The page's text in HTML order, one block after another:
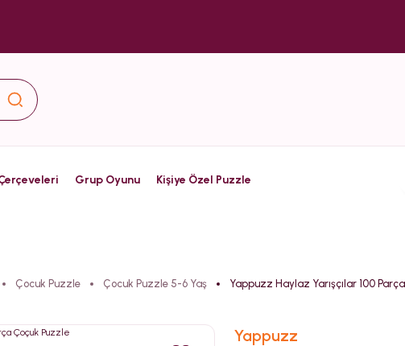
Grup Oyunu Kişiye Özel Puzzle
Çocuk Puzzle Çocuk Puzzle 5-6 Yaş Yappuzz Haylaz Yarışçılar 100
Yappuzz